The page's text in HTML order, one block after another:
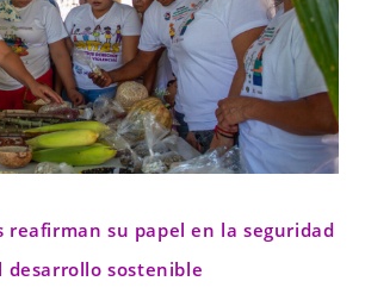
reafirman su papel en la seguridad
sostenible